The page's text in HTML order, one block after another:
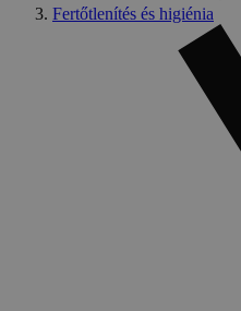
Fertőtlenítés és higiénia